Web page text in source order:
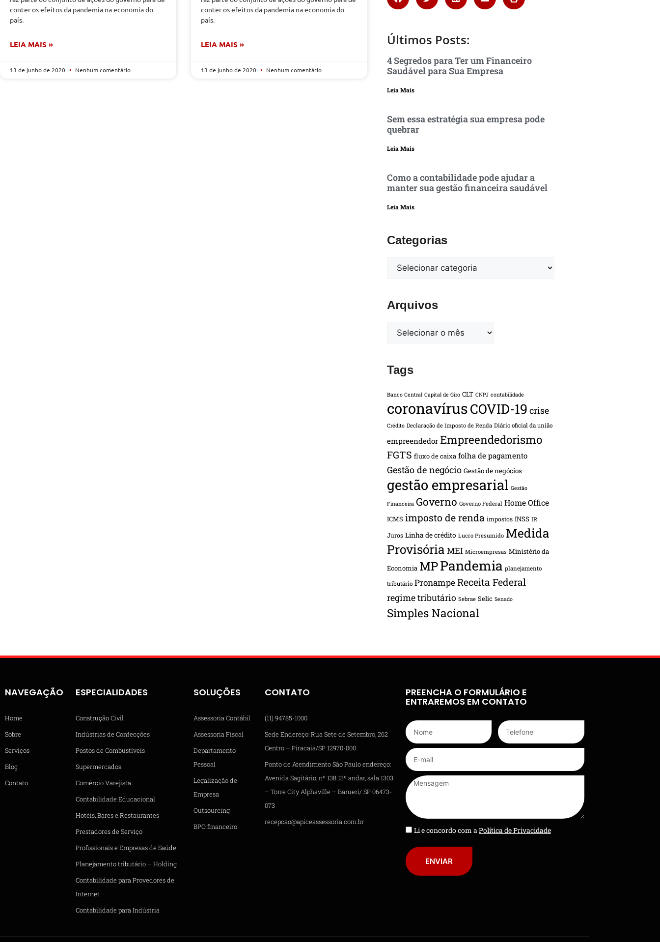
conter os efeitos da pandemia na economia do
país.
LEIA MAIS »
13 de junho de 2020 Nenhum comentário
conter os efeitos da pandemia na economia do
país.
LEIA MAIS »
13 de junho de 2020 Nenhum comentário
Últimos Posts:
4 Segredos para Ter um Financeiro
Saudável para Sua Empresa
Leia Mais
Sem essa estratégia sua empresa pode
quebrar
Leia Mais
Como a contabilidade pode ajudar a
manter sua gestão financeira saudável
Leia Mais
Categorias
Arquivos
Tags
Banco Central Capital de Giro CLT CNPJ contabilidade
coronavírusCOVID-19 crise
Crédito Declaração de Imposto de Renda Diário oficial da união
empreendedor Empreendedorismo
FGTS fluxo de caixa folha de pagamento
Gestão de negócio Gestão de negócios
gestão empresarial Gestão
Financeira Governo Governo Federal Home Office
ICMS imposto de renda impostos INSS IR
Juros Linha de crédito Lucro Presumido Medida
Provisória MEI Microempresas Ministério da
Economia MPPandemia planejamento
tributário PronampeReceita Federal
regime tributário Sebrae Selic Senado
Simples Nacional
NAVEGAÇÃO
Home
Sobre
Serviços
Blog
Contato
ESPECIALIDADES
Construção Civil
Indústrias de Confecções
Postos de Combustíveis
Supermercados
Comércio Varejista
Contabilidade Educacional
Hotéis, Bares e Restaurantes
Prestadores de Serviço
Profissionais e Empresas de Saúde
Planejamento tributário – Holding
Contabilidade para Provedores de
Internet
Contabilidade para Indústria
SOLUÇÕES
Assessoria Contábil
Assessoria Fiscal
Departamento
Pessoal
Legalização de
Empresa
Outsourcing
BPO financeiro
CONTATO
(11) 94785-1000
Sede Endereço: Rua Sete de Setembro, 262
Centro – Piracaia/SP 12970-000
Ponto de Atendimento São Paulo endereço:
Avenida Sagitário, nº 138 13º andar, sala 1303
– Torre City Alphaville – Barueri/ SP 06473-
073
recepcao@apiceassessoria.com.br
PREENCHA O FORMULÁRIO E
ENTRAREMOS EM CONTATO
Li e concordo com aPolítica de Privacidade
ENVIAR